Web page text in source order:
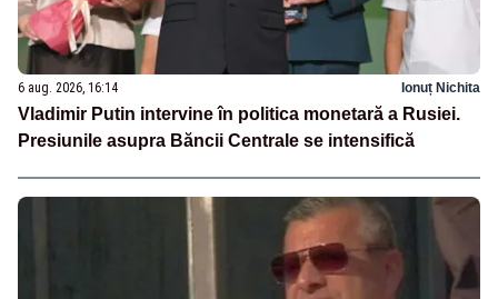
6 aug. 2026, 16:14 Ionuț Nichita
Vladimir Putin intervine în politica monetară a Rusiei.
Presiunile asupra Băncii Centrale se intensifică